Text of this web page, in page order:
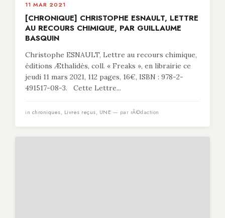
11 MAR 2021
[CHRONIQUE] CHRISTOPHE ESNAULT, LETTRE
AU RECOURS CHIMIQUE, PAR GUILLAUME
BASQUIN
Christophe ESNAULT, Lettre au recours chimique,
éditions Æthalidès, coll. « Freaks », en librairie ce
jeudi 11 mars 2021, 112 pages, 16€, ISBN : 978-2-
491517-08-3. Cette Lettre...
in chroniques, Livres reçus, UNE — par rÃ©daction